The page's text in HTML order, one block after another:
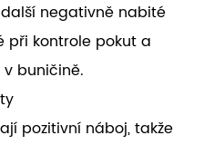
negativně nabité
při kontrole pokut a
buničině.
pozitivní náboj, takže